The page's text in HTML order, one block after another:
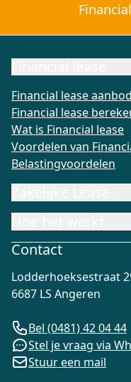
Financial lease aanbod
Financial lease
Wat is Financial lease
Voordelen van
Belastingvoordelen
Contact
Lodderhoeksestraat
6687 LS Angeren
Bel (0481) 42 04 44
Stel je vraag via
Stuur een mail